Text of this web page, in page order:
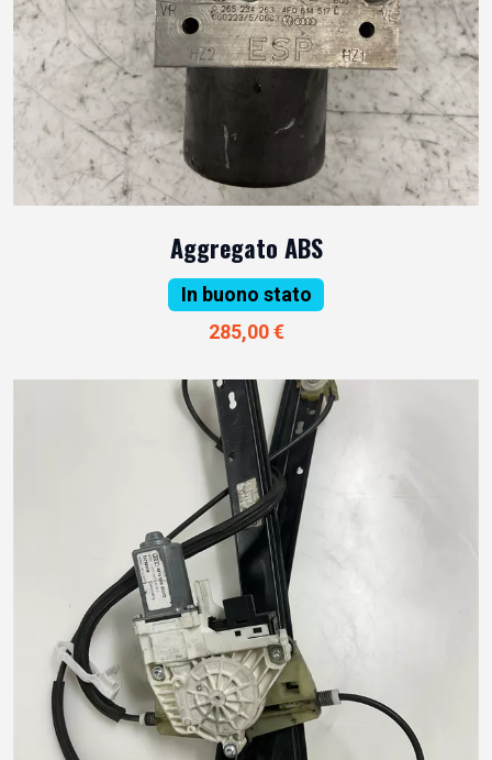
Aggregato ABS
In buono stato
285,00 €